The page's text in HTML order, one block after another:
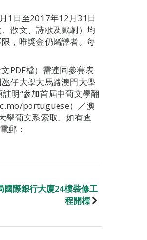
1日至2017年12月31日
散文、詩歌及戲劇）均
，唯獎金仍屬譯者。每
PDF檔）需連同參賽表
仔大學大馬路澳門大學
明“參加首屆中葡文學翻
portuguese）／澳
葡文系索取。如有查
郵：
國際銀行大廈24樓裝修工
程開標